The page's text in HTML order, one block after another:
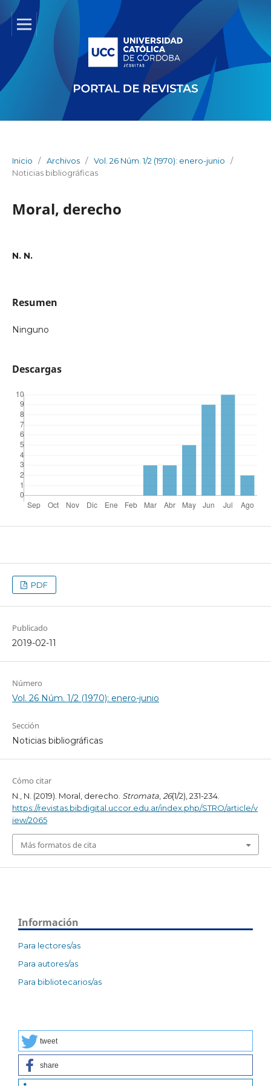
Inicio / Archivos / Vol. 26 Núm. 1/2 (1970): enero-junio
/
Noticias bibliográficas
Moral, derecho
N. N.
Resumen
Ninguno
Descargas
PDF
Publicado
2019-02-11
Número
Vol. 26 Núm. 1/2 (1970): enero-junio
Sección
Noticias bibliográficas
Cómo citar
N., N. (2019). Moral, derecho. Stromata,26(1/2), 231-234.
https://revistas.bibdigital.uccor.edu.ar/index.php/STRO/article/v
iew/2065
Más formatos de cita
Información
Para lectores/as
Para autores/as
Para bibliotecarios/as
tweet
share